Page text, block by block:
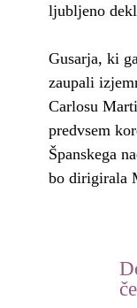
ljubljeno
Gusarja, ki
zaupali
Carlosu
predvsem
Španskega
bo dirigirala